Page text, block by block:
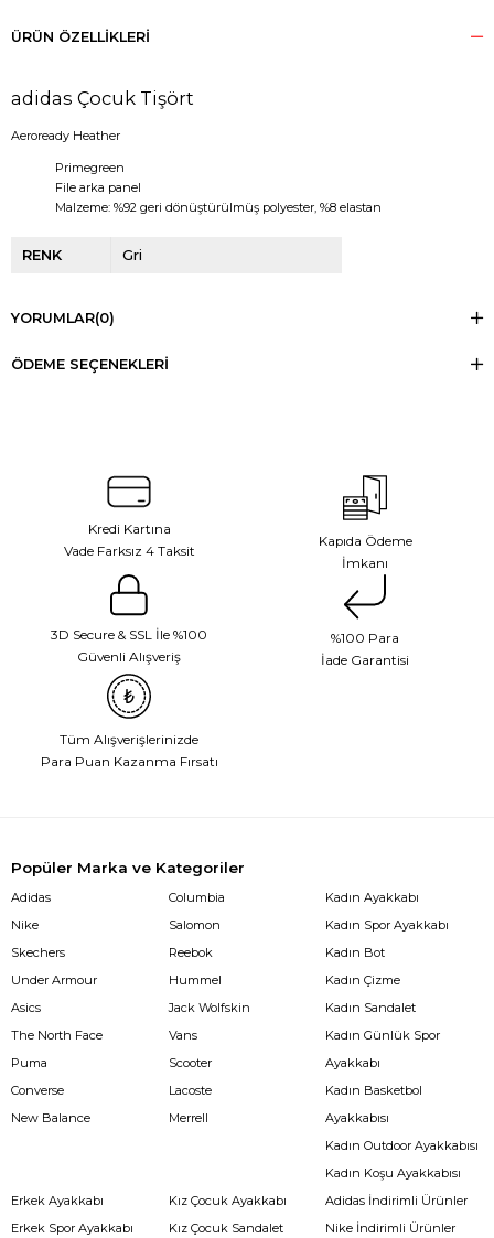
ÜRÜN ÖZELLIKLERI
adidas Çocuk Tişört
Aeroready Heather
Primegreen
File arka panel
Malzeme: %92 geri dönüştürülmüş polyester, %8 elastan
RENK Gri
YORUMLAR(0)
ÖDEME SEÇENEKLERI
Kredi Kartına
Vade Farksız 4 Taksit
Kapıda Ödeme
İmkanı
3D Secure & SSL İle %100
Güvenli Alışveriş
%100 Para
İade Garantisi
Tüm Alışverişlerinizde
Para Puan Kazanma Fırsatı
Popüler Marka ve Kategoriler
Adidas
Nike
Skechers
Under Armour
Asics
The North Face
Puma
Converse
New Balance
Columbia
Salomon
Reebok
Hummel
Jack Wolfskin
Vans
Scooter
Lacoste
Merrell
Kadın Ayakkabı
Kadın Spor Ayakkabı
Kadın Bot
Kadın Çizme
Kadın Sandalet
Kadın Günlük Spor
Ayakkabı
Kadın Basketbol
Ayakkabısı
Kadın Outdoor Ayakkabısı
Kadın Koşu Ayakkabısı
Erkek Ayakkabı
Erkek Spor Ayakkabı
Kız Çocuk Ayakkabı
Kız Çocuk Sandalet
Adidas İndirimli Ürünler
Nike İndirimli Ürünler